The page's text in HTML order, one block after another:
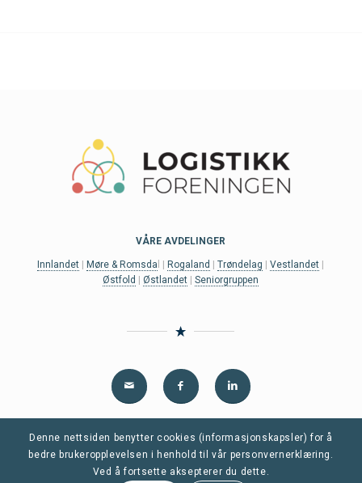
VÅRE AVDELINGER
Innlandet Møre & Romsda Rogaland |Trøndelag |Vestlandet
Østfold
|Østlandet |Seniorgruppen
Personvern og informasjonskapsler (cookies)|Medlemsvilkår
© 2022 Logistikkforeningen.no
Denne nettsiden benytter cookies (informasjonskapsler) for å
bedre brukeropplevelsen i henhold til vår personvernerklæring.
Ved å fortsette aksepterer du dette.